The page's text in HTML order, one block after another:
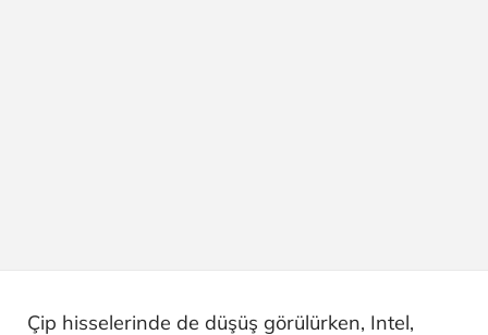
Çip hisselerinde de düşüş görülürken, Intel,